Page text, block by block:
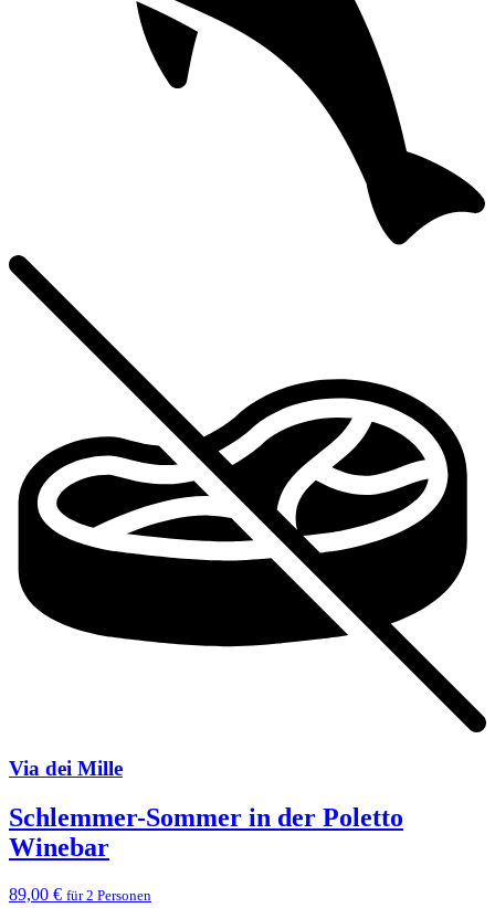
Via dei Mille
Schlemmer-Sommer in der Poletto
Winebar
89,00 € für 2 Personen